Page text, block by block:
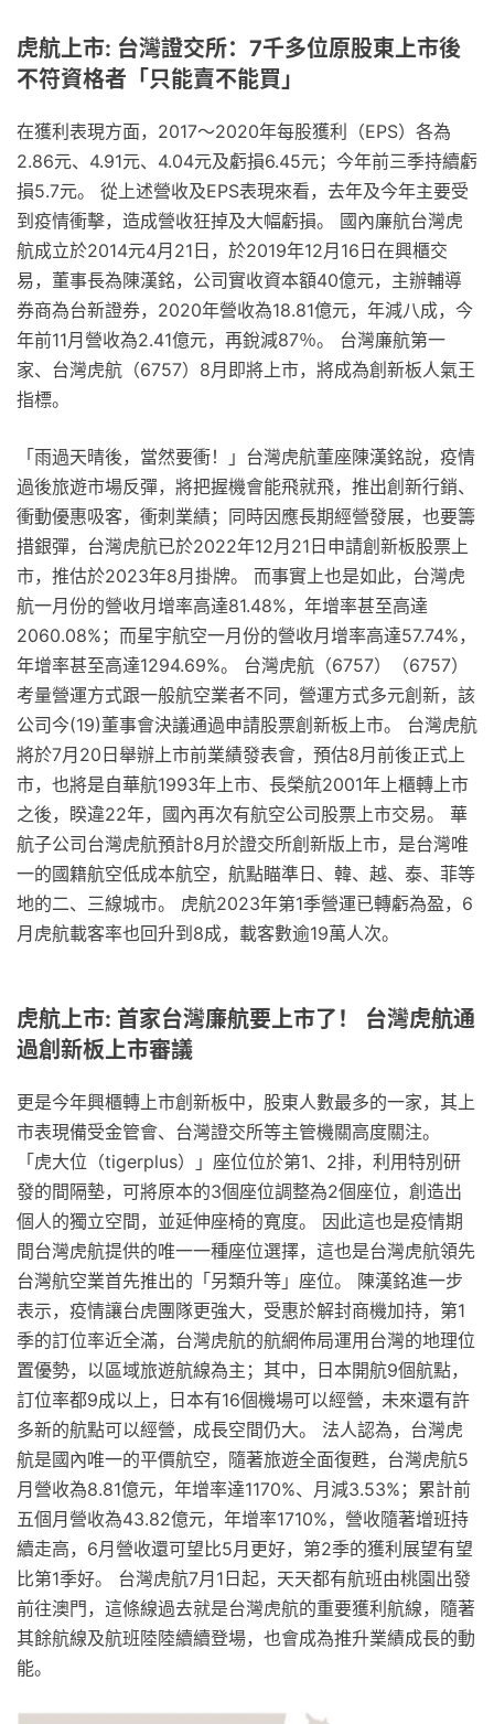
虎航上市: 台灣證交所：7千多位原股東上市後
不符資格者「只能賣不能買」
在獲利表現方面，2017～2020年每股獲利（EPS）各為
2.86元、4.91元、4.04元及虧損6.45元；今年前三季持續虧
損5.7元。 從上述營收及EPS表現來看，去年及今年主要受
到疫情衝擊，造成營收狂掉及大幅虧損。 國內廉航台灣虎
航成立於2014元4月21日，於2019年12月16日在興櫃交
易，董事長為陳漢銘，公司實收資本額40億元，主辦輔導
券商為台新證券，2020年營收為18.81億元，年減八成，今
年前11月營收為2.41億元，再銳減87％。 台灣廉航第一
家、台灣虎航（6757）8月即將上市，將成為創新板人氣王
指標。
「雨過天晴後，當然要衝！」台灣虎航董座陳漢銘說，疫情
過後旅遊市場反彈，將把握機會能飛就飛，推出創新行銷、
衝動優惠吸客，衝刺業績；同時因應長期經營發展，也要籌
措銀彈，台灣虎航已於2022年12月21日申請創新板股票上
市，推估於2023年8月掛牌。 而事實上也是如此，台灣虎
航一月份的營收月增率高達81.48%，年增率甚至高達
2060.08%；而星宇航空一月份的營收月增率高達57.74%，
年增率甚至高達1294.69%。 台灣虎航（6757）（6757）
考量營運方式跟一般航空業者不同，營運方式多元創新，該
公司今(19)董事會決議通過申請股票創新板上市。 台灣虎航
將於7月20日舉辦上市前業績發表會，預估8月前後正式上
市，也將是自華航1993年上市、長榮航2001年上櫃轉上市
之後，睽違22年，國內再次有航空公司股票上市交易。 華
航子公司台灣虎航預計8月於證交所創新版上市，是台灣唯
一的國籍航空低成本航空，航點瞄準日、韓、越、泰、菲等
地的二、三線城市。 虎航2023年第1季營運已轉虧為盈，6
月虎航載客率也回升到8成，載客數逾19萬人次。
虎航上市: 首家台灣廉航要上市了！ 台灣虎航通
過創新板上市審議
更是今年興櫃轉上市創新板中，股東人數最多的一家，其上
市表現備受金管會、台灣證交所等主管機關高度關注。
「虎大位（tigerplus）」座位位於第1、2排，利用特別研
發的間隔墊，可將原本的3個座位調整為2個座位，創造出
個人的獨立空間，並延伸座椅的寬度。 因此這也是疫情期
間台灣虎航提供的唯一一種座位選擇，這也是台灣虎航領先
台灣航空業首先推出的「另類升等」座位。 陳漢銘進一步
表示，疫情讓台虎團隊更強大，受惠於解封商機加持，第1
季的訂位率近全滿，台灣虎航的航網佈局運用台灣的地理位
置優勢，以區域旅遊航線為主；其中，日本開航9個航點，
訂位率都9成以上，日本有16個機場可以經營，未來還有許
多新的航點可以經營，成長空間仍大。 法人認為，台灣虎
航是國內唯一的平價航空，隨著旅遊全面復甦，台灣虎航5
月營收為8.81億元，年增率達1170%、月減3.53%；累計前
五個月營收為43.82億元，年增率1710%，營收隨著增班持
續走高，6月營收還可望比5月更好，第2季的獲利展望有望
比第1季好。 台灣虎航7月1日起，天天都有航班由桃園出發
前往澳門，這條線過去就是台灣虎航的重要獲利航線，隨著
其餘航線及航班陸陸續續登場，也會成為推升業績成長的動
能。